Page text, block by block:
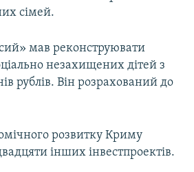
сімей.
мав реконструювати
незахищених дітей з
рублів. Він розрахований до
розвитку Криму
інших інвестпроектів.